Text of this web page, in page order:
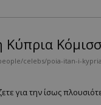
Κύπρια
celebs/poia-itan-i-
για την ίσως